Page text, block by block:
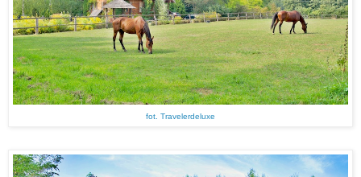
fot. Travelerdeluxe